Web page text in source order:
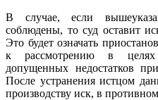
В случае, если
соблюдены, то суд оставит
Это будет означать
к рассмотрению в целях
допущенных недостатков
После устранения истцом
производству иск, в